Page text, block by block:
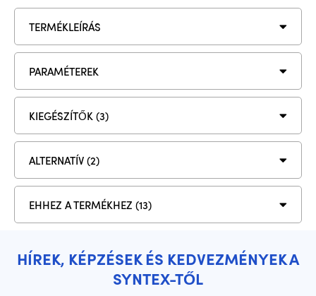
TERMÉKLEÍRÁS
PARAMÉTEREK
KIEGÉSZÍTŐK (3)
ALTERNATÍV (2)
EHHEZ A TERMÉKHEZ (13)
HÍREK, KÉPZÉSEK ÉS KEDVEZMÉNYEK A
SYNTEX-TŐL